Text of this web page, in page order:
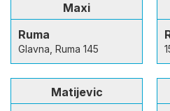
Maxi
Ruma
Glavna, Ruma 145
Matijevic